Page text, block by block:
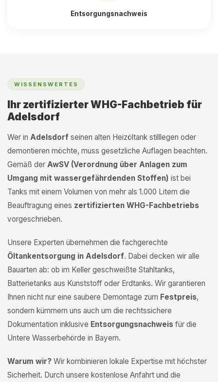
Entsorgungsnachweis
WISSENSWERTES
Ihr zertifizierter WHG-Fachbetrieb für
Adelsdorf
Wer in Adelsdorf seinen alten Heizöltank stilllegen oder
demontieren möchte, muss gesetzliche Auflagen beachten.
Gemäß der AwSV (Verordnung über Anlagen zum
Umgang mit wassergefährdenden Stoffen) ist bei
Tanks mit einem Volumen von mehr als 1.000 Litern die
Beauftragung eines zertifizierten WHG-Fachbetriebs
vorgeschrieben.
Unsere Experten übernehmen die fachgerechte
Öltankentsorgung in Adelsdorf. Dabei decken wir alle
Bauarten ab: ob im Keller geschweißte Stahltanks,
Batterietanks aus Kunststoff oder Erdtanks. Wir garantieren
Ihnen nicht nur eine saubere Demontage zum Festpreis,
sondern kümmern uns auch um die rechtssichere
Dokumentation inklusive Entsorgungsnachweis für die
Untere Wasserbehörde in Bayern.
Warum wir? Wir kombinieren lokale Expertise mit höchster
Sicherheit. Durch unsere kostenlose Anfahrt und die